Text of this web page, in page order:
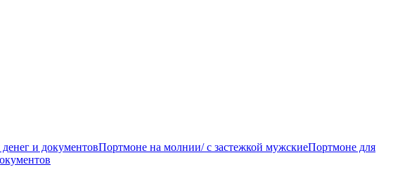
и документовПортмоне на молнии/ с застежкой мужскиеПортмоне для